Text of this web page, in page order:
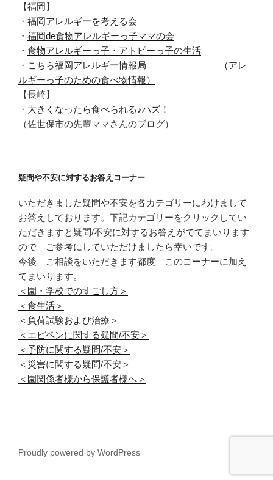
【福岡】
・ 福岡アレルギーを考える会
・ 福岡de食物アレルギーっ子ママの会
・ 食物アレルギーっ子・アトピーっ子の生活
・ こちら福岡アレルギー情報局 （アレ
ルギーっ子のための食べ物情報）
【長崎】
・ 大きくなったら食べられる♪ハズ！
（佐世保市の先輩ママさんのブログ）
疑問や不安に対するお答えコーナー
いただきました疑問や不安を各カテゴリーにわけまして
お答えしております。下記カテゴリーをクリックしてい
ただきますと疑問/不安に対するお答えがでてまいります
ので ご参考にしていただけましたら幸いです。
今後 ご相談をいただきます都度 このコーナーに加え
てまいります。
＜園・学校でのすごし方＞
＜食生活＞
＜負荷試験および治療＞
＜エピペンに関する疑問/不安＞
＜予防に関する疑問/不安＞
＜災害に関する疑問/不安＞
＜園関係者様から保護者様へ＞
Proudly powered by WordPress